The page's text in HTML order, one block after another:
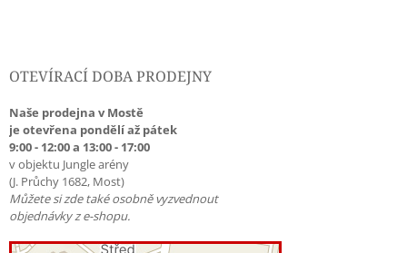
OTEVÍRACÍ DOBA PRODEJNY
Naše prodejna v Mostě
je otevřena pondělí až pátek
9:00 - 12:00 a 13:00 - 17:00
v objektu Jungle arény
(J. Průchy 1682, Most)
Můžete si zde také osobně vyzvednout
objednávky z e-shopu.